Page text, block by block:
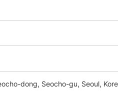
dong, Seocho-gu, Seoul,